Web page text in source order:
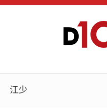
江少